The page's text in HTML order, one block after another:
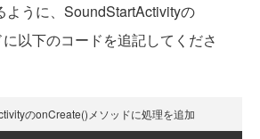
ように、SoundStartActivityの
以下のコードを追記してくださ
のonCreate()メソッドに処理を追加